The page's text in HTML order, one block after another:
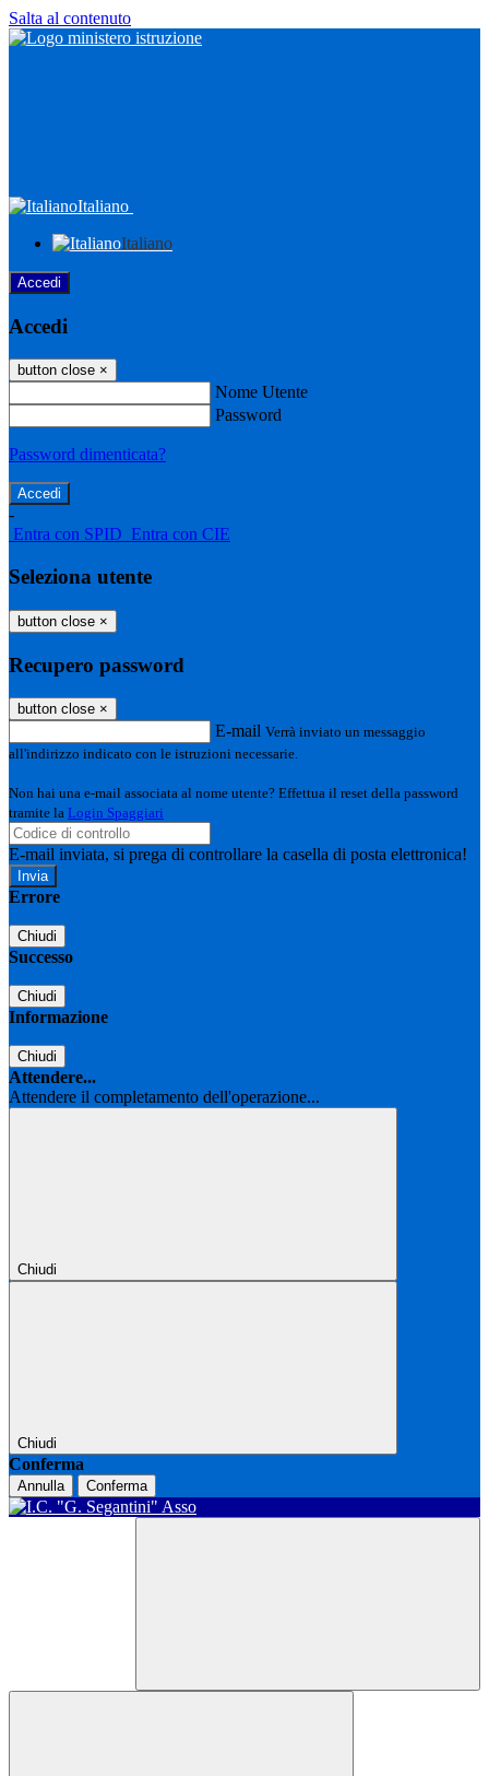
Salta al contenuto
Italiano
Italiano
Accedi
Accedi
button close ×
Nome Utente
Password
Password dimenticata?
-
Entra con SPID Entra con CIE
Seleziona utente
button close ×
Recupero password
button close ×
E-mail Verrà inviato un messaggio
all'indirizzo indicato con le istruzioni necessarie.
Non hai una e-mail associata al nome utente? Effettua il reset della password
tramite la Login Spaggiari
E-mail inviata, si prega di controllare la casella di posta elettronica!
Errore
Chiudi
Successo
Chiudi
Informazione
Chiudi
Attendere...
Attendere il completamento dell'operazione...
Chiudi
Chiudi
Conferma
Annulla Conferma